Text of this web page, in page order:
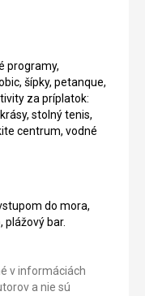
programy,
šípky, petanque,
za príplatok:
stolný tenis,
centrum, vodné
do mora,
plážový bar.
v informáciách
a nie sú